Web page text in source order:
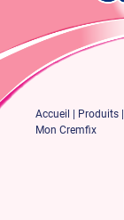
Accueil Produits
Mon Cremfix